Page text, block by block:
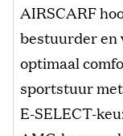
AIRSCARF
bestuurder en
optimaal
sportstuur
E-SELECT-